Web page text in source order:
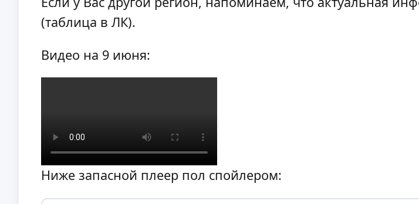
(таблица в ЛК).
Видео на 9 июня:
Ниже запасной плеер пол спойлером: